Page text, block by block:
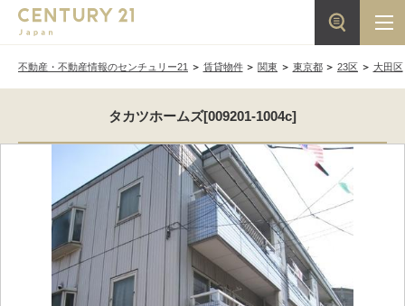
不動産・不動産情報のセンチュリー21 賃貸物件 関東 東京都 23区 大田区
タカツホームズ[009201-1004c]